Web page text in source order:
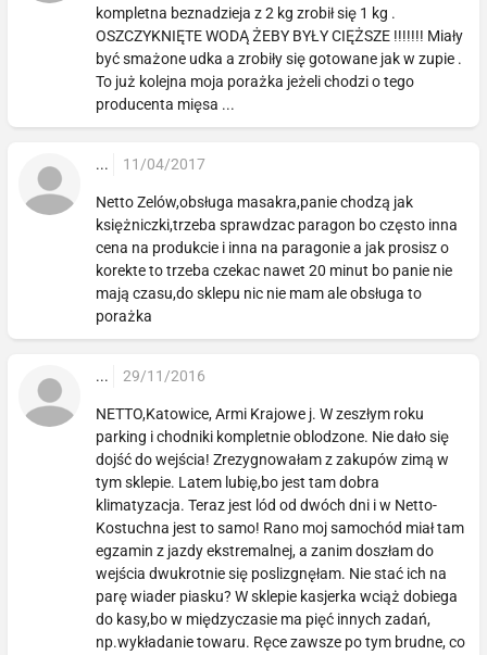
kompletna beznadzieja z 2 kg zrobił się 1 kg .
OSZCZYKNIĘTE WODĄ ŻEBY BYŁY CIĘŻSZE !!!!!!! Miały
być smażone udka a zrobiły się gotowane jak w zupie .
To już kolejna moja porażka jeżeli chodzi o tego
producenta mięsa ...
... 11/04/2017
Netto Zelów,obsługa masakra,panie chodzą jak
księżniczki,trzeba sprawdzac paragon bo często inna
cena na produkcie i inna na paragonie a jak prosisz o
korekte to trzeba czekac nawet 20 minut bo panie nie
mają czasu,do sklepu nic nie mam ale obsługa to
porażka
... 29/11/2016
NETTO,Katowice, Armi Krajowe j. W zeszłym roku
parking i chodniki kompletnie oblodzone. Nie dało się
dojść do wejścia! Zrezygnowałam z zakupów zimą w
tym sklepie. Latem lubię,bo jest tam dobra
klimatyzacja. Teraz jest lód od dwóch dni i w Netto-
Kostuchna jest to samo! Rano moj samochód miał tam
egzamin z jazdy ekstremalnej, a zanim doszłam do
wejścia dwukrotnie się poslizgnęłam. Nie stać ich na
parę wiader piasku? W sklepie kasjerka wciąż dobiega
do kasy,bo w międzyczasie ma pięć innych zadań,
np.wykładanie towaru. Ręce zawsze po tym brudne, co